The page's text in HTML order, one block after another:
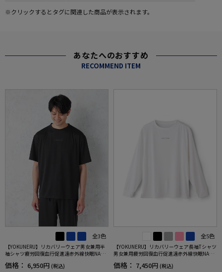
※クリックするとタグに関連した商品が表示されます。
あなたへのおすすめ
RECOMMEND ITEM
全3色
【YOKUNERU】リカバリーウェア男女兼用半
袖シャツ疲労回復血行促進遠赤外線快眠NANO
MIX(R)【一般医療機器】SS～LLサイズ
価格： 6,950円 (税込)
全5色
【YOKUNERU】リカバリーウェア長袖Tシャツ
男女兼用疲労回復血行促進遠赤外線快眠NANO
MIX(R)【一般医療機器】SS～LLサイズ
価格： 7,450円 (税込)